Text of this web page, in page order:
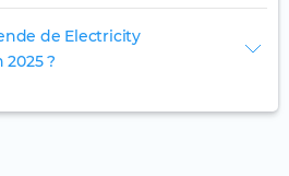
de Electricity
?